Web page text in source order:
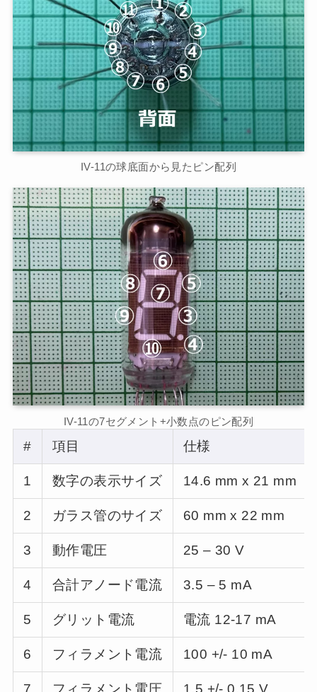
IV-11の球底面から見たピン配列
IV-11の7セグメント+小数点のピン配列
# 項目 仕様
1 数字の表示サイズ 14.6 mm x 21 mm
2 ガラス管のサイズ 60 mm x 22 mm
3 動作電圧 25 – 30 V
4 合計アノード電流 3.5 – 5 mA
5 グリット電流 電流 12-17 mA
6 フィラメント電流 100 +/- 10 mA
7 フィラメント電圧 1.5 +/- 0.15 V